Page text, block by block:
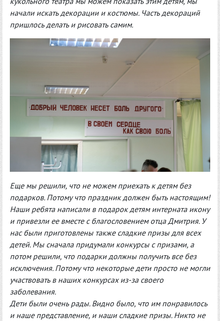
начали искать декорации и костюмы. Часть декораций
пришлось делать и рисовать самим.
Еще мы решили, что не можем приехать к детям без
подарков. Потому что праздник должен быть настоящим!
Наши ребята написали в подарок детям интерната икону
и привезли ее вместе с благословением отца Дмитрия. У
нас были приготовлены также сладкие призы для всех
детей. Мы сначала придумали конкурсы с призами, а
потом решили, что подарки должны получить все без
исключения. Потому что некоторые дети просто не могли
участвовать в наших конкурсах из-за своего
заболевания.
Дети были очень рады. Видно было, что им понравилось
и наше представление, и наши сладкие призы. Никто не